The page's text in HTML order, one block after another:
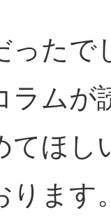
ったで
ラムが
てほし
ます。